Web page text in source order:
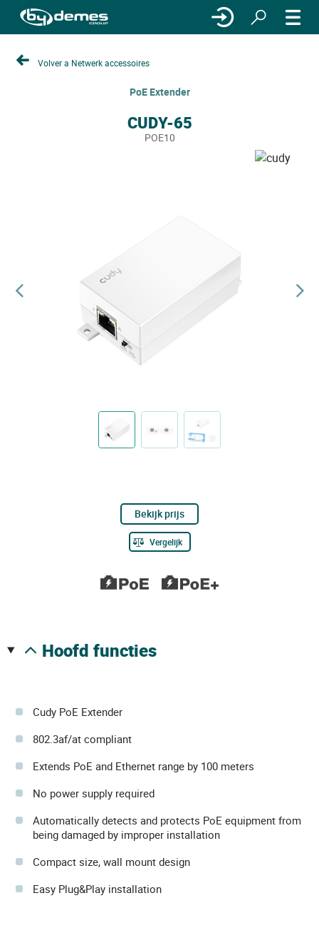
Volver a Netwerk accessoires
PoE Extender
CUDY-65
POE10
Bekijk prijs
Vergelijk
hoofd functies
Cudy PoE Extender
802.3af/at compliant
Extends PoE and Ethernet range by 100 meters
No power supply required
Automatically detects and protects PoE equipment from
being damaged by improper installation
Compact size, wall mount design
Easy Plug&Play installation